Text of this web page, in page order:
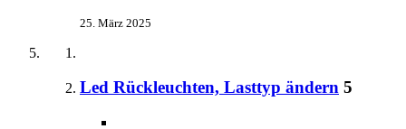
25. März 2025
Led Rückleuchten, Lasttyp ändern 5